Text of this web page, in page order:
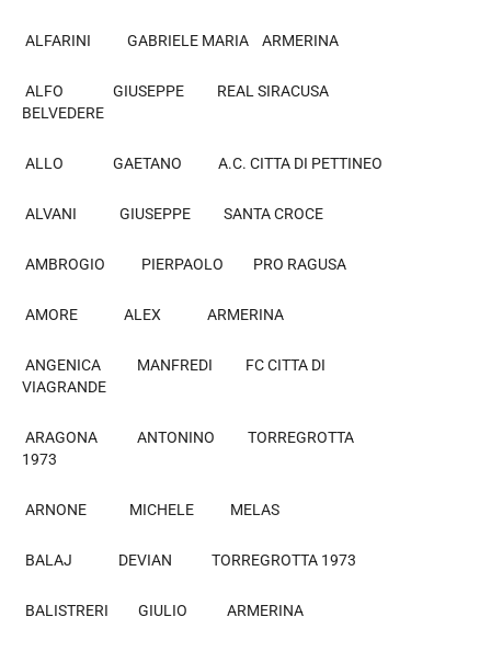
ALFARINI GABRIELE MARIA ARMERINA
ALFO GIUSEPPE REAL SIRACUSA
BELVEDERE
ALLO GAETANO A.C. CITTA DI PETTINEO
ALVANI GIUSEPPE SANTA CROCE
AMBROGIO PIERPAOLO PRO RAGUSA
AMORE ALEX ARMERINA
ANGENICA MANFREDI FC CITTA DI
VIAGRANDE
ARAGONA ANTONINO TORREGROTTA
1973
ARNONE MICHELE MELAS
BALAJ DEVIAN TORREGROTTA 1973
BALISTRERI GIULIO ARMERINA